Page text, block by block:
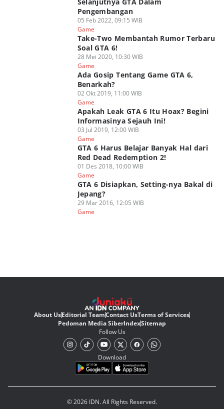
Pengembangan
05 Feb 2022, 09:15 WIB
Game
Take-Two Membantah Rumor Terbaru
Soal GTA 6!
28 Mei 2020, 10:30 WIB
Game
Ada Gosip Tentang Game GTA 6,
Benarkah?
02 Okt 2019, 11:00 WIB
Game
Apakah Leak GTA 6 Itu Hoax? Begini
Informasinya Sejauh Ini!
03 Jul 2019, 12:00 WIB
Game
GTA 6 Harus Belajar Banyak Hal dari
Red Dead Redemption 2!
01 Des 2018, 10:00 WIB
Game
GTA 6 Disiapkan, Setting-nya Bakal di
Jepang?
29 Mar 2016, 12:05 WIB
Game
About UsEditorial TeamContact UsTerms of Services
Pedoman Media SiberIndexSitemap
Follow Us
Download
© 2026 IDN. All Rights Reserved.